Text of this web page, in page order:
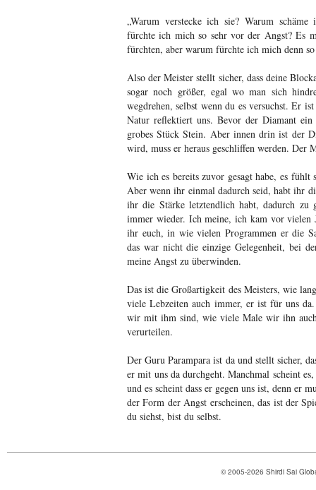
„Warum verstecke ich sie? Warum
fürchte ich mich so sehr vor der Angst? Es
fürchten, aber warum fürchte ich mich denn
Also der Meister stellt sicher, dass deine
sogar noch größer, egal wo man sich
wegdrehen, selbst wenn du es versuchst. Er
Natur reflektiert uns. Bevor der Diamant
grobes Stück Stein. Aber innen drin ist der
wird, muss er heraus geschliffen werden. Der
Wie ich es bereits zuvor gesagt habe, es fühlt
Aber wenn ihr einmal dadurch seid, habt ihr
ihr die Stärke letztendlich habt, dadurch zu
immer wieder. Ich meine, ich kam vor vielen
ihr euch, in wie vielen Programmen er die
das war nicht die einzige Gelegenheit, bei
meine Angst zu überwinden.
Das ist die Großartigkeit des Meisters, wie
viele Lebzeiten auch immer, er ist für uns
wir mit ihm sind, wie viele Male wir ihn
verurteilen.
Der Guru Parampara ist da und stellt sicher,
er mit uns da durchgeht. Manchmal scheint
und es scheint dass er gegen uns ist, denn er
der Form der Angst erscheinen, das ist der
du siehst, bist du selbst.
© 2005-2026 Shirdi Sai